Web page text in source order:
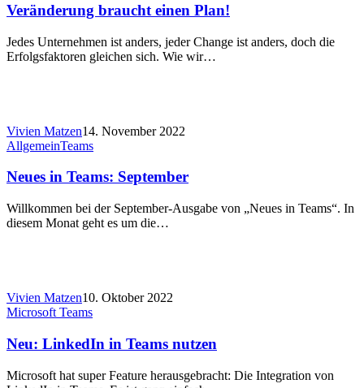
Veränderung braucht einen Plan!
Jedes Unternehmen ist anders, jeder Change ist anders, doch die
Erfolgsfaktoren gleichen sich. Wie wir…
Vivien Matzen14. November 2022
AllgemeinTeams
Neues in Teams: September
Willkommen bei der September-Ausgabe von „Neues in Teams“. In
diesem Monat geht es um die…
Vivien Matzen10. Oktober 2022
Microsoft Teams
Neu: LinkedIn in Teams nutzen
Microsoft hat super Feature herausgebracht: Die Integration von